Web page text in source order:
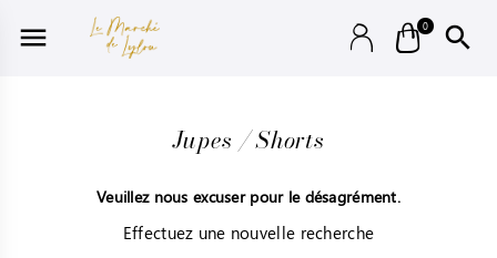
 0 
Jupes / Shorts
Veuillez nous excuser pour le désagrément.
Effectuez une nouvelle recherche